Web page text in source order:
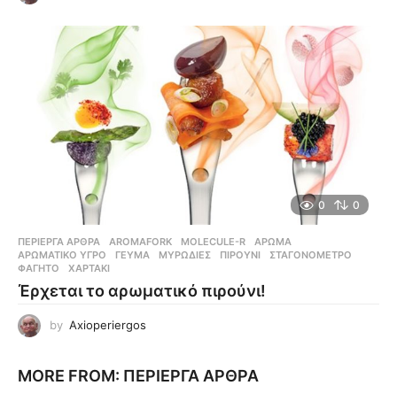
0 0
ΠΕΡΊΕΡΓΑ ΆΡΘΡΑ AROMAFORK ,MOLECULE-R ,ΆΡΩΜΑ
ΑΡΩΜΑΤΙΚΌ ΥΓΡΌ
,ΓΕΎΜΑ ,ΜΥΡΩΔΙΈΣ ,ΠΙΡΟΎΝΙ ,ΣΤΑΓΟΝΌΜΕΤΡΟ
ΦΑΓΗΤΌ
,ΧΑΡΤΆΚΙ
Έρχεται το αρωματικό πιρούνι!
by Axioperiergos
MORE FROM: ΠΕΡΊΕΡΓΑ ΆΡΘΡΑ